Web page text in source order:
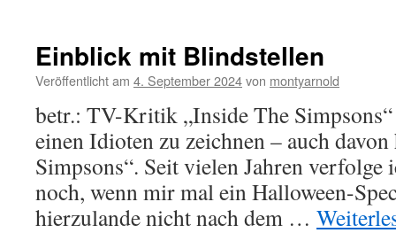
Einblick mit Blindstellen
Veröffentlicht am 4. September 2024von montyarnold
betr.: TV-Kritik „Inside The
einen Idioten zu zeichnen – auch
Simpsons“. Seit vielen Jahren verfolge
noch, wenn mir mal ein Halloween-
hierzulande nicht nach dem …